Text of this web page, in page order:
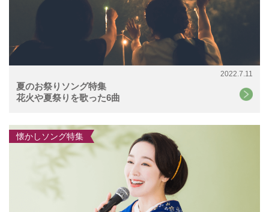
2022.7.11
夏のお祭りソング特集
花火や夏祭りを歌った6曲
懐かしソング特集